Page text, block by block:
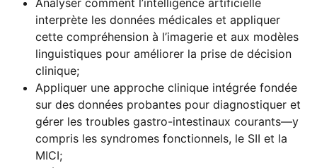
Analyser comment l’intelligence artificielle
interprète les données médicales et appliquer
cette compréhension à l’imagerie et aux modèles
linguistiques pour améliorer la prise de décision
clinique;
Appliquer une approche clinique intégrée fondée
sur des données probantes pour diagnostiquer et
gérer les troubles gastro-intestinaux courants—y
compris les syndromes fonctionnels, le SII et la
MICI;